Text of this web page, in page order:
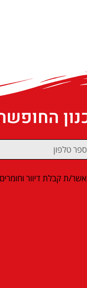
ת קבלת דיוור